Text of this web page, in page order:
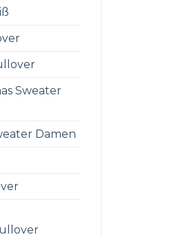
Sweater
Damen